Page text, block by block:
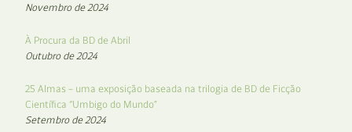
Novembro de 2024
À Procura da BD de Abril
Outubro de 2024
25 Almas – uma exposição baseada na trilogia de BD de Ficção
Científica “Umbigo do Mundo”
Setembro de 2024